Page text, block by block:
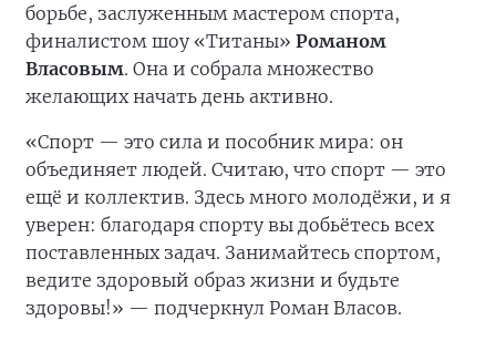
борьбе, заслуженным мастером спорта,
финалистом шоу «Титаны» Романом
Власовым. Она и собрала множество
желающих начать день активно.
«Спорт — это сила и пособник мира: он
объединяет людей. Считаю, что спорт — это
ещё и коллектив. Здесь много молодёжи, и я
уверен: благодаря спорту вы добьётесь всех
поставленных задач. Занимайтесь спортом,
ведите здоровый образ жизни и будьте
здоровы!» — подчеркнул Роман Власов.